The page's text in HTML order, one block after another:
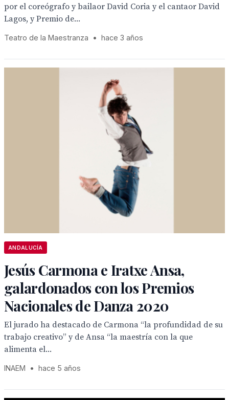
por el coreógrafo y bailaor David Coria y el cantaor David
Lagos, y Premio de...
Teatro de la Maestranza • hace 3 años
ANDALUCÍA
Jesús Carmona e Iratxe Ansa,
galardonados con los Premios
Nacionales de Danza 2020
El jurado ha destacado de Carmona “la profundidad de su
trabajo creativo” y de Ansa “la maestría con la que
alimenta el...
INAEM • hace 5 años